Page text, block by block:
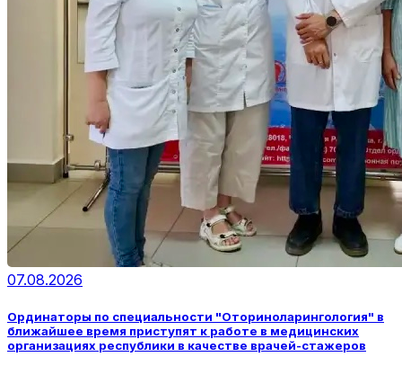
07.08.2026
Ординаторы по специальности "Оториноларингология" в
ближайшее время приступят к работе в медицинских
организациях республики в качестве врачей-стажеров